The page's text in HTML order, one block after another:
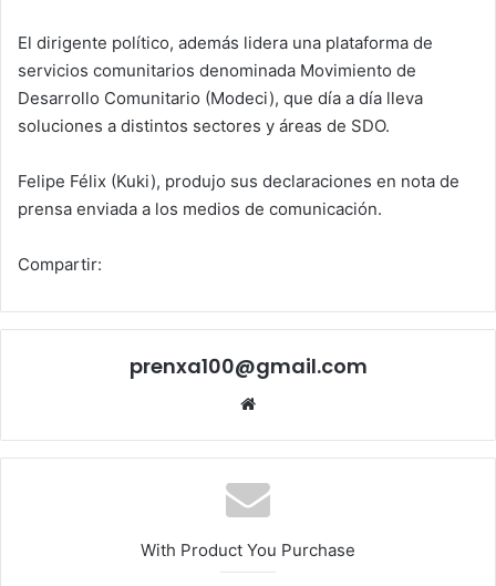
El dirigente político, además lidera una plataforma de
servicios comunitarios denominada Movimiento de
Desarrollo Comunitario (Modeci), que día a día lleva
soluciones a distintos sectores y áreas de SDO.
Felipe Félix (Kuki), produjo sus declaraciones en nota de
prensa enviada a los medios de comunicación.
Compartir:
prenxa100@gmail.com
With Product You Purchase